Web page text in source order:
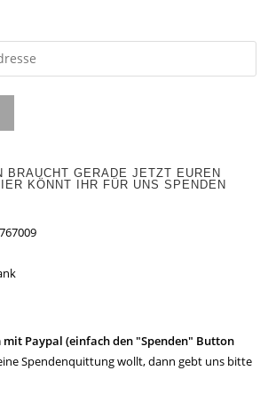
BRAUCHT GERADE JETZT EUREN
KÖNNT IHR FÜR UNS SPENDEN
mit Paypal (einfach den "Spenden" Button
Spendenquittung wollt, dann gebt uns bitte